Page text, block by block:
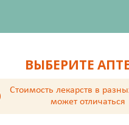
ВЫБЕРИТЕ
Стоимость лекарств в
может отличаться